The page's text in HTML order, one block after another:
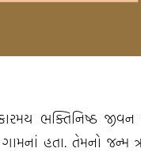
ભક્તિનિષ્ઠ
હતા. તેમનો જન્મ